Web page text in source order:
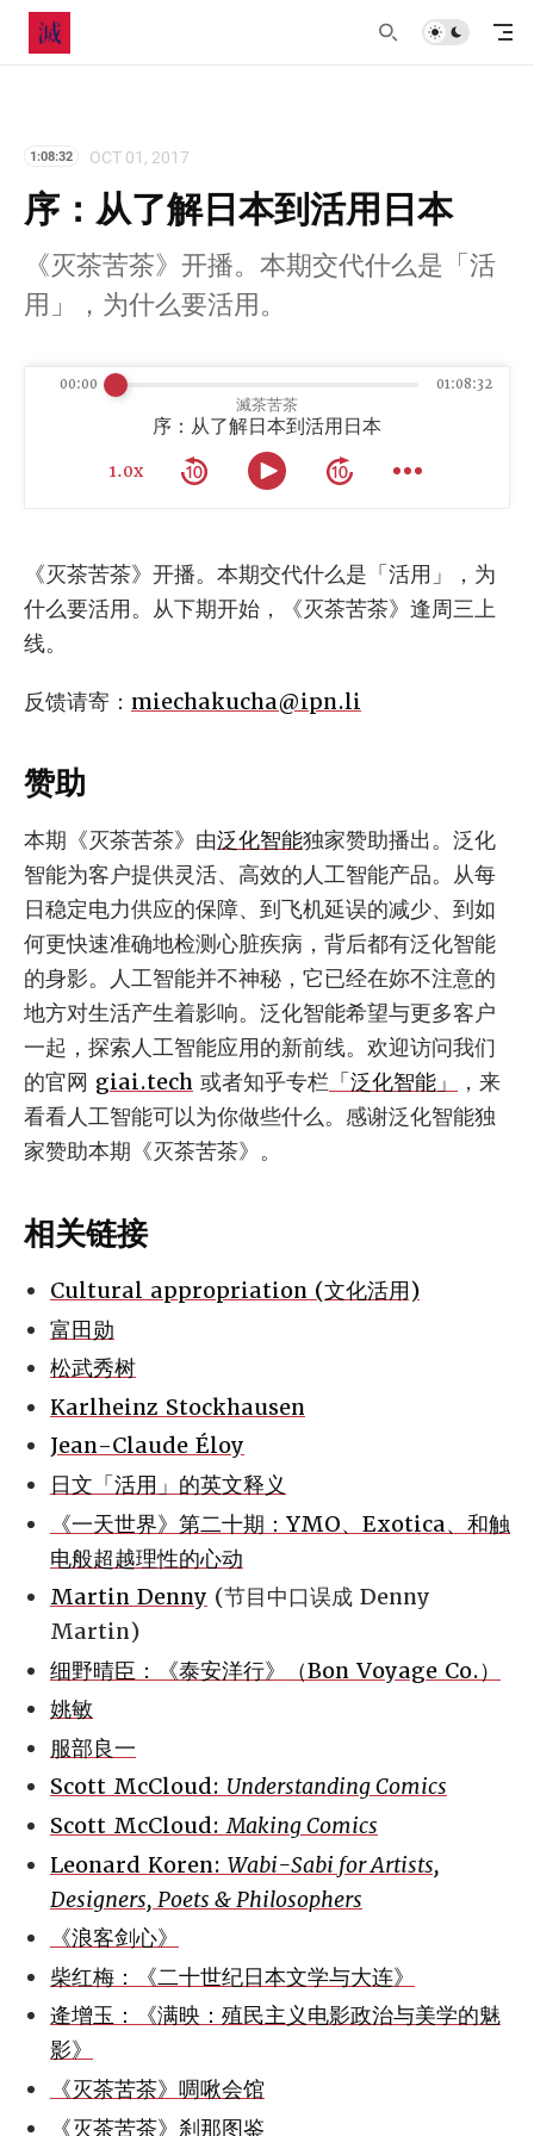
1:08:32 OCT 01, 2017
序：从了解日本到活用日本
《灭茶苦茶》开播。本期交代什么是「活
用」，为什么要活用。
滅茶苦茶
序：从了解日本到活用日本
1.0x
00:00 01:08:32
《灭茶苦茶》开播。本期交代什么是「活用」，为
什么要活用。从下期开始，《灭茶苦茶》逢周三上
线。
反馈请寄： miechakucha@ipn.li
赞助
本期《灭茶苦茶》由泛化智能独家赞助播出。泛化
智能为客户提供灵活、高效的人工智能产品。从每
日稳定电力供应的保障、到飞机延误的减少、到如
何更快速准确地检测心脏疾病，背后都有泛化智能
的身影。人工智能并不神秘，它已经在妳不注意的
地方对生活产生着影响。泛化智能希望与更多客户
一起，探索人工智能应用的新前线。欢迎访问我们
的官网 giai.tech 或者知乎专栏 「泛化智能」
，来
看看人工智能可以为你做些什么。感谢泛化智能独
家赞助本期《灭茶苦茶》。
相关链接
Cultural appropriation (文化活用)
富田勋
松武秀树
Karlheinz Stockhausen
Jean-Claude Éloy
日文「活用」的英文释义
《一天世界》第二十期：YMO、Exotica、和触
电般超越理性的心动
Martin Denny (节目中口误成 Denny
Martin)
细野晴臣：《泰安洋行》（Bon Voyage Co.）
姚敏
服部良一
Scott McCloud: Understanding Comics
Scott McCloud:Making Comics
Leonard Koren: Wabi-Sabi for Artists,
Designers, Poets & Philosophers
《浪客剑心》
柴红梅：《二十世纪日本文学与大连》
逄增玉：《满映：殖民主义电影政治与美学的魅
影》
《灭茶苦茶》啁啾会馆
《灭茶苦茶》刹那图鉴